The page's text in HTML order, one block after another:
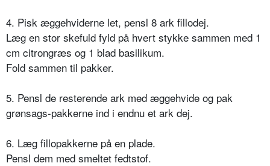
4. Pisk æggehviderne let, pensl 8 ark fillodej.
Læg en stor skefuld fyld på hvert stykke sammen med 1
cm citrongræs og 1 blad basilikum.
Fold sammen til pakker.
5. Pensl de resterende ark med æggehvide og pak
grønsags-pakkerne ind i endnu et ark dej.
6. Læg fillopakkerne på en plade.
Pensl dem med smeltet fedtstof.